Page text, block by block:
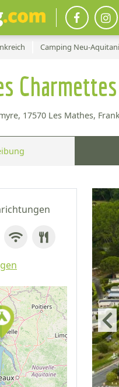
Camping Neu-
Charmettes
17570 Les Mathes,